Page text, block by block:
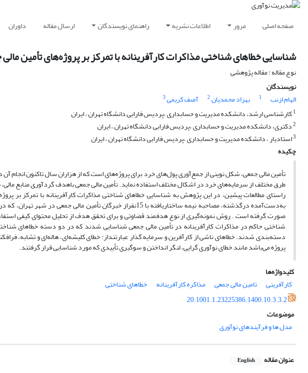
صفحه اصلی مرور اطلاعات نشریه راهنمای نویسندگان ارسال مقاله داوران
شناسایی خطاهای شناختی مذاکرات کارآفرینانه با تمرکز بر پروژه‌های تأمین
نوع مقاله : مقاله پژوهشی
نویسندگان
الهام ازنب
1 بهزاد محمدیان2 آصف کریمی3
1کارشناسی ارشد، دانشکده مدیریت و حسابداری ،پردیس فارابی دانشگاه تهران ، ایران
2دکتری، دانشکده مدیریت و حسابداری ،پردیس فارابی دانشگاه تهران ، ایران
3استادیار ، دانشکده مدیریت و حسابداری ،پردیس فارابی دانشگاه تهران ، ایران
چکیده
تأمین مالی جمعی، شکل نوینی از جمع‌آوری پول‌های خرد برای پروژه‌های است که از هزاران سال تاکنون انجام
طرق مختلف از سرمایه‌های خرد در اشکال مختلف استفاده نماید. تأمین مالی جمعی باهدف گردآوری منابع
راستای مطالعات پیشین، در این پژوهش به شناسایی خطاهای شناختی مذاکرات کارآفرینانه با تمرکز بر
صورت گرفته است . روش نمونه‌گیری از نوع هدفمند قضاوتی و برای تحقق هدف از تحلیل محتوای کیفی
شناختی حاکم در مذاکرات کارآفرینانه در تأمین مالی جمعی شناسایی شدند که در دو دسته خطاهای
دسته‌بندی شدند. خطاهای ناشی از کارآفرین و سرمایه گذار عبارتنداز: خطای کلیشه‌ای، هاله‌ای و تشابه،
پروژه می‌باشد مانند خطای نوآوری گرایی، لنگر انداختن و سوگیری تأییدی که مورد شناسایی قرار گرفتند.
کلیدواژه‌ها
کارآفرینی
تامین مالی جمعی مذاکره کارآفرینانه
خطاهای شناختی
20.1001.1.23225386.1400.10.3.3.2
موضوعات
مدل ها و فرآیندهای نوآوری
عنوان مقاله English